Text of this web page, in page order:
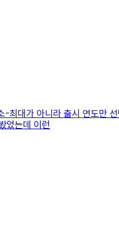
대가 아니라 출시 연도만
었는데 이런